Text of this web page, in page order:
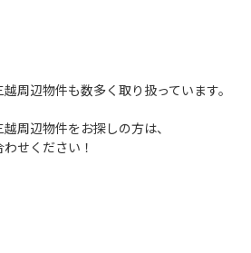
周辺物件も数多く取り扱っています。
周辺物件をお探しの方は、
せください！